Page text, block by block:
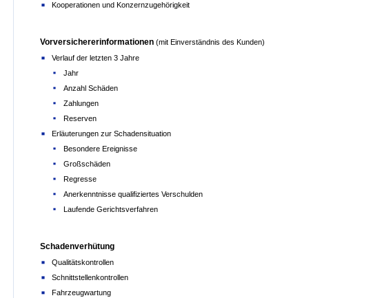
Kooperationen und Konzernzugehörigkeit
Vorversichererinformationen (mit Einverständnis des Kunden)
Verlauf der letzten 3 Jahre
Jahr
Anzahl Schäden
Zahlungen
Reserven
Erläuterungen zur Schadensituation
Besondere Ereignisse
Großschäden
Regresse
Anerkenntnisse qualifiziertes Verschulden
Laufende Gerichtsverfahren
Schadenverhütung
Qualitätskontrollen
Schnittstellenkontrollen
Fahrzeugwartung